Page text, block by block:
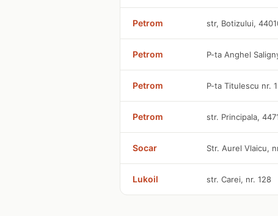
Petrom str, Botizului,
Petrom P-ta Anghel
Petrom P-ta Titulescu nr.
Petrom str. Principala,
Socar Str. Aurel Vlaicu,
Lukoil str. Carei, nr. 128